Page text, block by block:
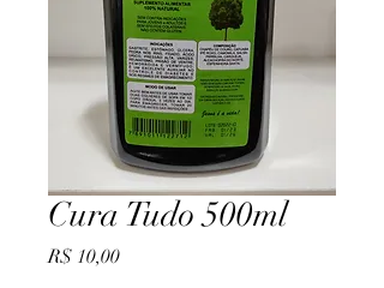
Cura Tudo 500ml
R$ 10,00Preço